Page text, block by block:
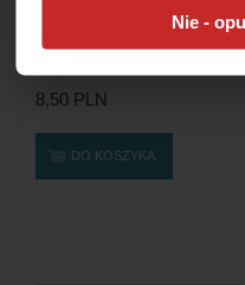
8,50 PLN
DO KOSZYKA
Nie -